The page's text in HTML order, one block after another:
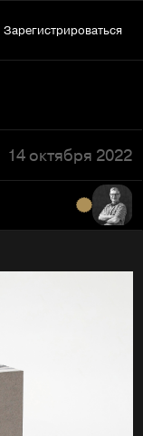
Зарегистрироваться
14 октября 2022